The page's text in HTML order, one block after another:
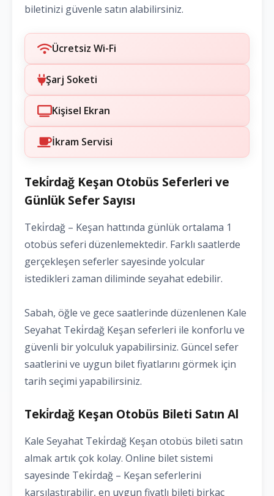
biletinizi güvenle satın alabilirsiniz.
Ücretsiz Wi-Fi
Şarj Soketi
Kişisel Ekran
İkram Servisi
Teki̇rdağ Keşan Otobüs Seferleri ve
Günlük Sefer Sayısı
Teki̇rdağ – Keşan hattında günlük ortalama 1
otobüs seferi düzenlemektedir. Farklı saatlerde
gerçekleşen seferler sayesinde yolcular
istedikleri zaman diliminde seyahat edebilir.
Sabah, öğle ve gece saatlerinde düzenlenen Kale
Seyahat Teki̇rdağ Keşan seferleri ile konforlu ve
güvenli bir yolculuk yapabilirsiniz. Güncel sefer
saatlerini ve uygun bilet fiyatlarını görmek için
tarih seçimi yapabilirsiniz.
Teki̇rdağ Keşan Otobüs Bileti Satın Al
Kale Seyahat Teki̇rdağ Keşan otobüs bileti satın
almak artık çok kolay. Online bilet sistemi
sayesinde Teki̇rdağ – Keşan seferlerini
karşılaştırabilir, en uygun fiyatlı bileti birkaç